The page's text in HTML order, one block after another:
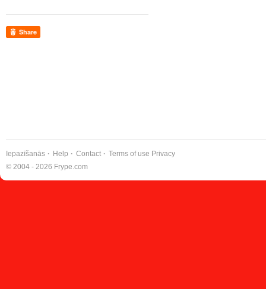
Share
Iepazīšanās Help Contact Terms of use Privacy
© 2004 - 2026 Frype.com